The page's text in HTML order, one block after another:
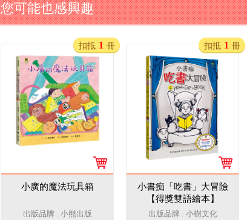
您可能也感興趣
小廣的魔法玩具箱
出版品牌 : 小熊出版
扣抵 1 冊
小書痴「吃書」大冒險
【得獎雙語繪本】
出版品牌 : 小樹文化
扣抵 1 冊